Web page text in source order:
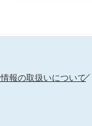
報の取扱いについて